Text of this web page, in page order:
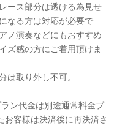
ース部分は透ける為見せ
なる方は対応が必要で
ノ演奏などにもおすすめ
ズ感の方にご着用頂けま
は取り外し不可。
ン代金は別途通常料金プ
客様は決済後に再決済さ